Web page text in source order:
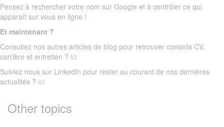
Pensez à rechercher votre nom sur Google et à contrôler ce qui
apparaît sur vous en ligne !
Et maintenant ?
Consultez nos autres articles de blog pour retrouver conseils CV,
carrière et entretien ? ici
Suiviez nous sur LinkedIn pour rester au courant de nos dernières
actualités ? ici
Other topics